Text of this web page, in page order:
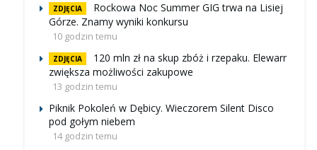
ZDJĘCIA
Rockowa Noc Summer GIG trwa na Lisiej
Górze. Znamy wyniki konkursu
10 godzin temu
ZDJĘCIA
120 mln zł na skup zbóż i rzepaku. Elewarr
zwiększa możliwości zakupowe
13 godzin temu
Piknik Pokoleń w Dębicy. Wieczorem Silent Disco
pod gołym niebem
14 godzin temu